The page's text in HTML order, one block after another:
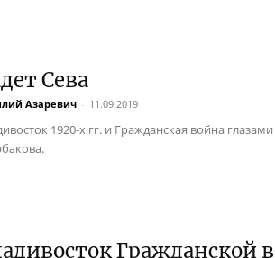
Сева
Азаревич - 11.09.2019
1920-х гг. и Гражданская война
Гражданской